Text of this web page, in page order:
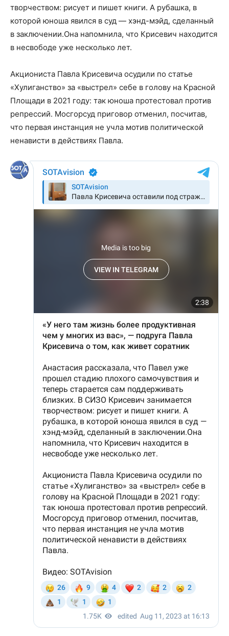
творчеством: рисует и пишет книги. А рубашка, в
которой юноша явился в суд — хэнд-мэйд, сделанный
в заключении.Она напомнила, что Крисевич находится
в несвободе уже несколько лет.
Акциониста Павла Крисевича осудили по статье
«Хулиганство» за «выстрел» себе в голову на Красной
Площади в 2021 году: так юноша протестовал против
репрессий. Мосгорсуд приговор отменил, посчитав,
что первая инстанция не учла мотив политической
ненависти в действиях Павла.